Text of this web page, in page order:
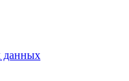
данных